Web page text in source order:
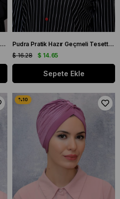
Bej Pratik Hazır Geçmeli Tesettür Bone Sandy Kumaş Atkılı 2204_12
Pudra Pratik Hazır Geçmeli Tesettür Bone Fukuro Piliseli Örgülü Şifon Atkılı 1825A_06
$ 14.65
$ 16.28
Sepete Ekle